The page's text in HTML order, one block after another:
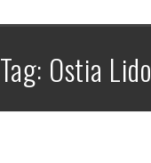
Tag: Ostia Lido